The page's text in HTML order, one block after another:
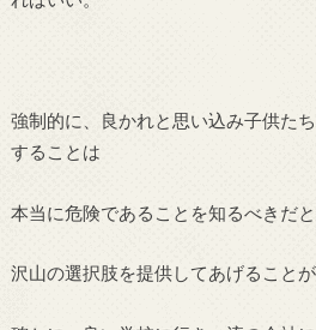
強制的に、良かれと思い込み子供た
することは
本当に危険であることを知るべきだと
沢山の選択肢を提供してあげること